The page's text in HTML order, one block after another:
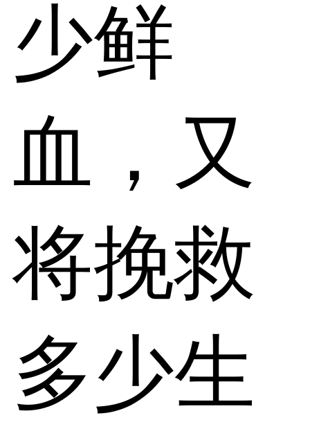
少鲜
血，又
将挽救
多少生